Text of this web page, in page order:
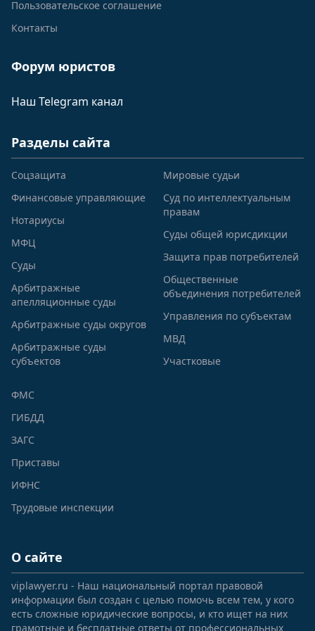
Кохма г. Техническая ул. 1 2 3 4 5 6 7 8 9 10 11
Кохма г. Тимирязева ул. 5 6 7 8 9 10 11 12 13 14
66 67
Кохма г. Тургенева ул. 1 2 3 4 5 6 7 8 9 10 11 12
13 14 15 16 17 18 19 20 21 22 23 24 25 26 27 28
45 46 47 48 49 50 51 52
Кохма г. Фрунзе ул. 1 2 3 4 5 6 7 8 9 10 11 12 13
14 15 16 17 18 19 20 21 22 23 24 25 26 27 28 29
30 31 32 33 34 35 36 37 38 39 40 41 42 43 44 45
46 47 48 49 50 51 50 51 52 53 54 55 56 57 58 59
60 61 62 63 64 65 66 67 68 69 70 71 72 73 74 75
76 77 78 79
Кохма г. Фурманова ул. 1 2 3 4 5 6 7 8 9 10 11 12
13 14 15 16 17 18 20
Кохма г. Чапаева ул. 1 2 3 4 5 6
Кохма г. Чехова ул. 5 6 7 8 9 10 11 12 13 14 15 16
17 18 19 20 21 22 23 27 31 32 33 34 35 39 40 42
Ивановский район
Кохма г. 3 Интернационала ул. 1 2 3 4 5 6 7 8 9
Кохма г. Коллективная ул. 1 2 3 4 5 6 7 8 9 10 11
13 14 15 16 17 18
9 10 11 12 13 14 15
Пользовательское соглашение
Контакты
Форум юристов
Наш Telegram канал
Разделы сайта
Соцзащита
Финансовые управляющие
Нотариусы
МФЦ
Суды
Арбитражные
апелляционные суды
Арбитражные суды округов
Арбитражные суды
субъектов
Мировые судьи
Суд по интеллектуальным
правам
Суды общей юрисдикции
Защита прав потребителей
Общественные
объединения потребителей
Управления по субъектам
МВД
Участковые
ФМС
ГИБДД
ЗАГС
Приставы
ИФНС
Трудовые инспекции
О сайте
viplawyer.ru - Наш национальный портал правовой
информации был создан с целью помочь всем тем, у кого
есть сложные юридические вопросы, и кто ищет на них
грамотные и бесплатные ответы от профессиональных